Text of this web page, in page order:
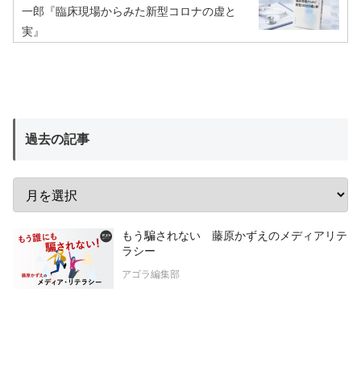
一郎『臨床現場からみた新型コロナの虚と
実』
過去の記事
もう騙されない 藤原かずえのメディアリテ
ラシー
アゴラ編集部